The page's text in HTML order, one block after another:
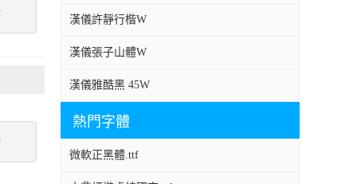
漢儀許靜行楷W
漢儀張子山體W
漢儀雅酷黑 45W
熱門字體
微軟正黑體.ttf